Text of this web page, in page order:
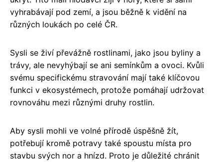
vyhrabávají pod zemí, a jsou běžně k vidění na
různých loukách po celé ČR.
Sysli se živí převážně rostlinami, jako jsou byliny a
trávy, ale nevyhýbají se ani semínkům a ovoci. Kvůli
svému specifickému stravování mají také klíčovou
funkci v ekosystémech, protože pomáhají udržovat
rovnováhu mezi různými druhy rostlin.
Aby sysli mohli ve volné přírodě úspěšně žít,
potřebují kromě potravy také spoustu místa pro
stavbu svých nor a hnízd. Proto je důležité chránit